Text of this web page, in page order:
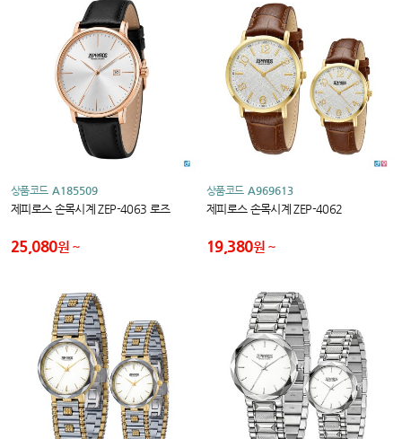
상품코드 A185509
제피로스 손목시계 ZEP-4063 로즈
25,080원
상품코드 A969613
제피로스 손목시계 ZEP-4062
19,380원